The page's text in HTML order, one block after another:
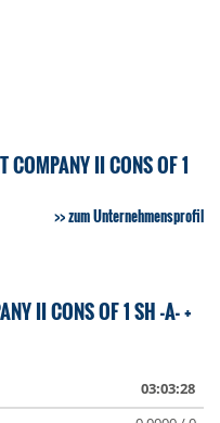
COMPANY II CONS OF 1
zum Unternehmensprofil
II CONS OF 1 SH -A- +
03:03:28